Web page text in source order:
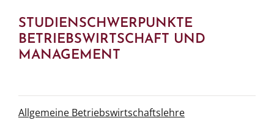
STUDIENSCHWERPUNKTE
BETRIEBSWIRTSCHAFT UND
MANAGEMENT
Allgemeine Betriebswirtschaftslehre